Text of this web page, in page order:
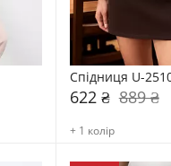
Спідниця U-
622 ₴ 889 ₴
+ 1 колір